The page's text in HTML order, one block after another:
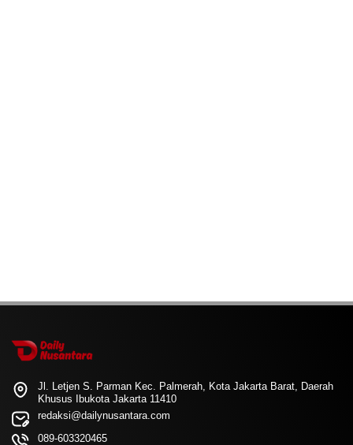
Jl. Letjen S. Parman Kec. Palmerah, Kota Jakarta Barat, Daerah
Khusus Ibukota Jakarta 11410
redaksi@dailynusantara.com
089-603320465